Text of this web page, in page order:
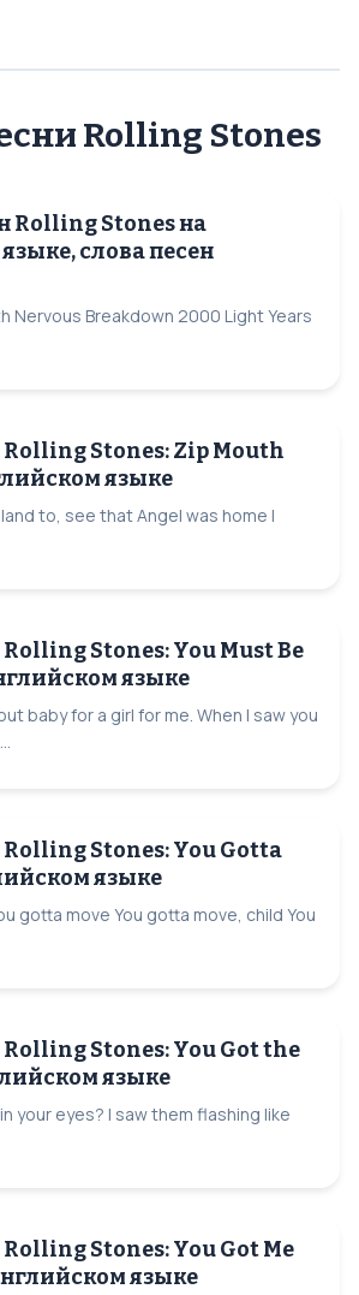
Rolling Stones
Rolling Stones на
слова песен
Nervous Breakdown 2000 Light Years
Rolling Stones: Zip Mouth
языке
to, see that Angel was home I
Stones: You Must Be
языке
baby for a girl for me. When I saw you
Stones: You Gotta
языке
gotta move You gotta move, child You
Stones: You Got the
языке
your eyes? I saw them flashing like
Stones: You Got Me
языке